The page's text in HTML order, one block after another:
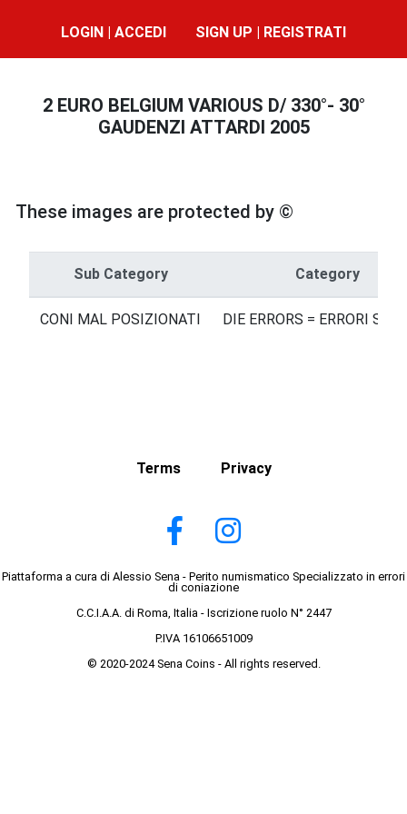
LOGIN | ACCEDI SIGN UP | REGISTRATI
2 EURO BELGIUM VARIOUS D/ 330°- 30°
GAUDENZI ATTARDI 2005
These images are protected by ©
Sub Category Category
CONI MAL POSIZIONATI DIE ERRORS = ERRORI SUI
Terms Privacy
Piattaforma a cura di Alessio Sena - Perito numismatico Specializzato in errori
di coniazione
C.C.I.A.A. di Roma, Italia - Iscrizione ruolo N° 2447
P.IVA 16106651009
© 2020-2024 Sena Coins - All rights reserved.